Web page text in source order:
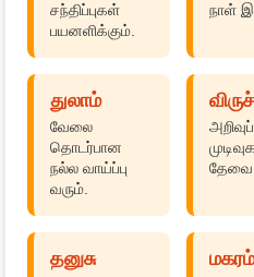
சந்திப்புகள்
பயனளிக்கும்.
நாள்
துலாம்
வேலை
தொடர்பான
நல்ல வாய்ப்பு
வரும்.
தேவை.
தனுசு மகரம்